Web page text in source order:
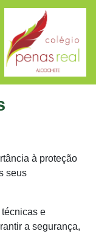
à proteção
seus
e
a segurança,